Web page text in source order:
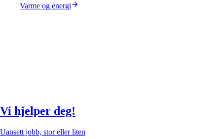
Varme og energi
Vi hjelper deg!
Uansett jobb, stor eller liten